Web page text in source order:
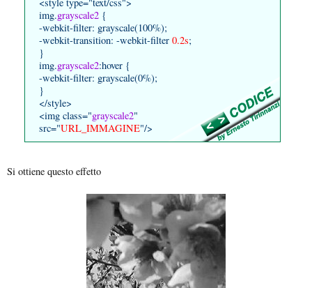
img.grayscale2 {
-webkit-filter: grayscale(100%);
-webkit-transition: -webkit-filter 0.2s;
}
img.grayscale2:hover {
-webkit-filter: grayscale(0%);
}
</style>
<img class="grayscale2"
src="URL_IMMAGINE"/>
Si ottiene questo effetto